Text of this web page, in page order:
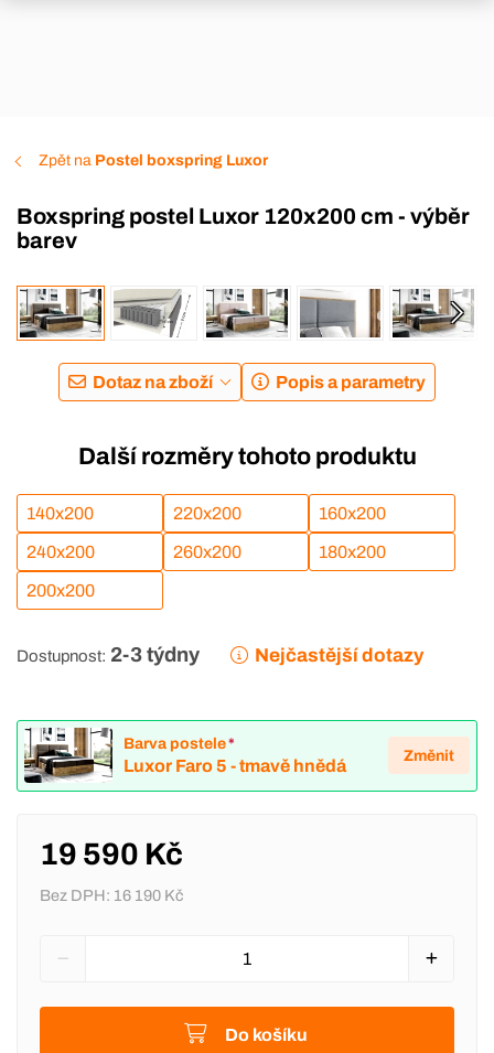
Zpět na Postel boxspring Luxor
Boxspring postel Luxor 120x200 cm - výběr
barev
Dotaz na zboží Popis a parametry
Další rozměry tohoto produktu
140x200 220x200 160x200
240x200 260x200 180x200
200x200
Dostupnost: 2-3 týdny Nejčastější dotazy
Barva postele*
Luxor Faro 5 - tmavě hnědá
Změnit
19 590 Kč
Bez DPH: 16 190 Kč
Do košíku